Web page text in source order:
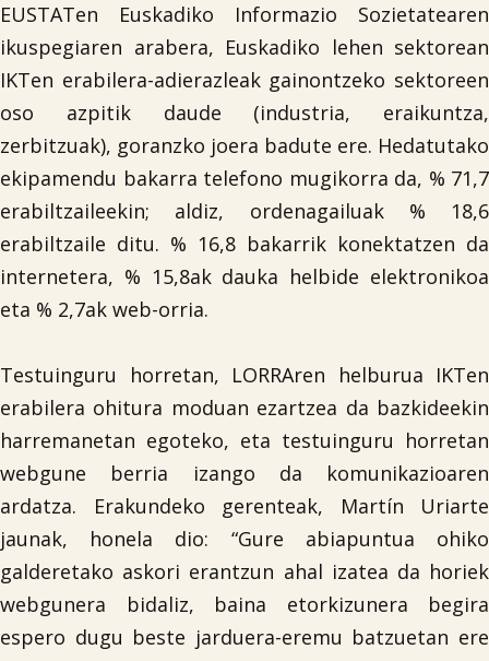
EUSTATen Euskadiko Informazio Sozietatearen
ikuspegiaren arabera, Euskadiko lehen sektorean
IKTen erabilera-adierazleak gainontzeko sektoreen
oso azpitik daude (industria, eraikuntza,
zerbitzuak), goranzko joera badute ere. Hedatutako
ekipamendu bakarra telefono mugikorra da, % 71,7
erabiltzaileekin; aldiz, ordenagailuak % 18,6
erabiltzaile ditu. % 16,8 bakarrik konektatzen da
internetera, % 15,8ak dauka helbide elektronikoa
eta % 2,7ak web-orria.
Testuinguru horretan, LORRAren helburua IKTen
erabilera ohitura moduan ezartzea da bazkideekin
harremanetan egoteko, eta testuinguru horretan
webgune berria izango da komunikazioaren
ardatza. Erakundeko gerenteak, Martín Uriarte
jaunak, honela dio: “Gure abiapuntua ohiko
galderetako askori erantzun ahal izatea da horiek
webgunera bidaliz, baina etorkizunera begira
espero dugu beste jarduera-eremu batzuetan ere